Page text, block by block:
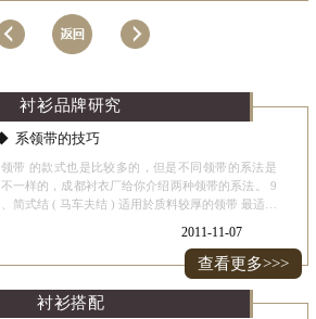
衬衫品牌研究
系领带的技巧
领带 的款式也是比较多的，但是不同领带的系法是
不一样的，成都衬衣厂给你介绍两种领带的系法。 9
、简式结 ( 马车夫结 ) 适用於质料较厚的领带 最适合
上往下翻转 并将折叠处隐藏於後方 待完成後可再调
2011-11-07
查看更多>>>
衬衫搭配